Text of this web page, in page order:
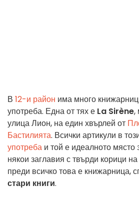
В 12-и район има много
употреба. Една от тях е La Sirène,
улица Лион, на един хвърлей от
Бастилията. Всички артикули в
употреба и той е идеалното
някои заглавия с твърди корици на
преди всичко това е книжарница,
стари книги.